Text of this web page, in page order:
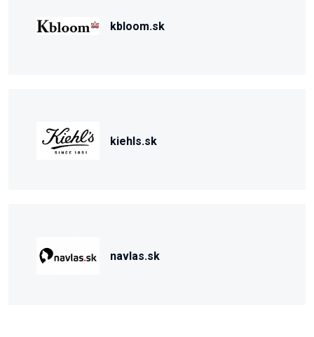
kbloom.sk
kiehls.sk
navlas.sk